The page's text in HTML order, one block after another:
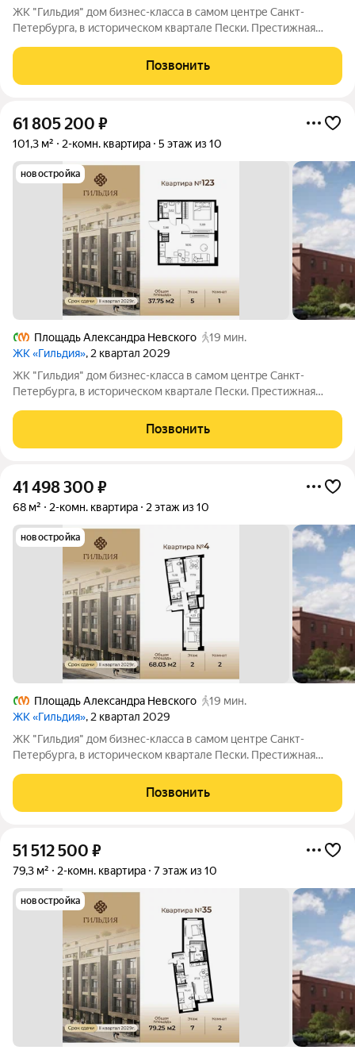
ЖК "Гильдия" дом бизнес-класса в самом центре Санкт-
Петербурга, в историческом квартале Пески. Престижная
"Гильдия" создана продуманная внутренняя инфраструктура
для полноценного отдыха и работы.
Позвонить
61 805 200 ₽
101,3 м² 2-комн. квартира 5 этаж из 10
новостройка
Площадь Александра Невского
19 мин.
ЖК «Гильдия», 2 квартал 2029
ЖК "Гильдия" дом бизнес-класса в самом центре Санкт-
Петербурга, в историческом квартале Пески. Престижная
"Гильдия" создана продуманная внутренняя инфраструктура
для полноценного отдыха и работы.
Позвонить
41 498 300 ₽
68 м² 2-комн. квартира 2 этаж из 10
новостройка
Площадь Александра Невского
19 мин.
ЖК «Гильдия», 2 квартал 2029
ЖК "Гильдия" дом бизнес-класса в самом центре Санкт-
Петербурга, в историческом квартале Пески. Престижная
"Гильдия" создана продуманная внутренняя инфраструктура
для полноценного отдыха и работы.
Позвонить
51 512 500 ₽
79,3 м² 2-комн. квартира 7 этаж из 10
новостройка